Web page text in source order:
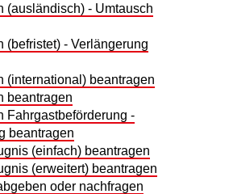
(ausländisch) - Umtausch
(befristet) - Verlängerung
(international) beantragen
beantragen
Fahrgastbeförderung -
beantragen
(einfach) beantragen
(erweitert) beantragen
oder nachfragen